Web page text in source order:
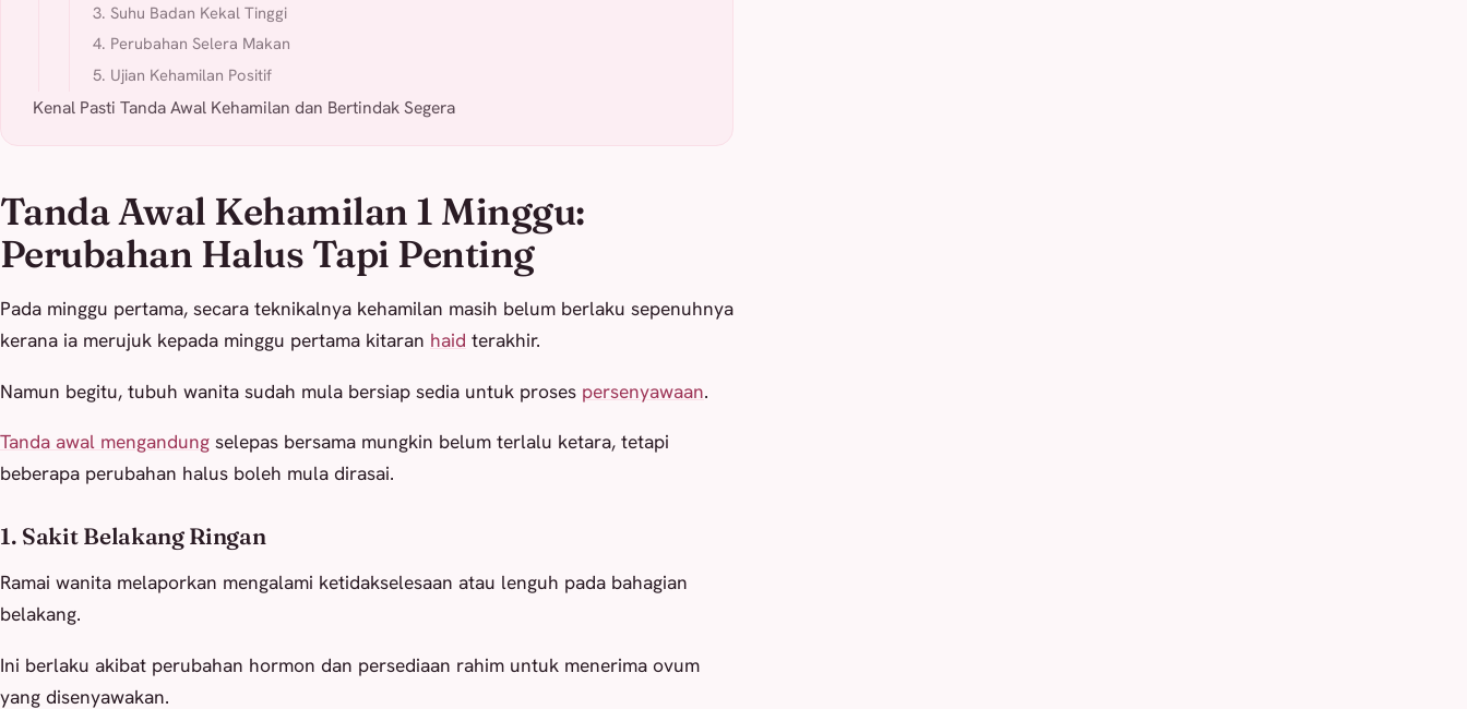
3. Suhu Badan Kekal Tinggi
4. Perubahan Selera Makan
5. Ujian Kehamilan Positif
Kenal Pasti Tanda Awal Kehamilan dan Bertindak Segera
Tanda Awal Kehamilan 1 Minggu:
Perubahan Halus Tapi Penting
Pada minggu pertama, secara teknikalnya kehamilan masih belum berlaku sepenuhnya
kerana ia merujuk kepada minggu pertama kitaran haid terakhir.
Namun begitu, tubuh wanita sudah mula bersiap sedia untuk proses persenyawaan.
Tanda awal mengandung selepas bersama mungkin belum terlalu ketara, tetapi
beberapa perubahan halus boleh mula dirasai.
1. Sakit Belakang Ringan
Ramai wanita melaporkan mengalami ketidakselesaan atau lenguh pada bahagian
belakang.
Ini berlaku akibat perubahan hormon dan persediaan rahim untuk menerima ovum
yang disenyawakan.